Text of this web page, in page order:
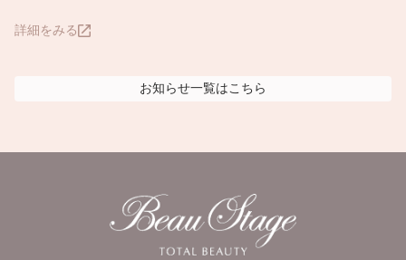
詳細をみる
お知らせ一覧はこちら